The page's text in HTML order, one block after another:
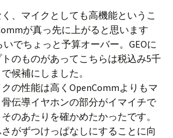
、マイクとしても高機能というこ
が真っ先に上がると思います
でちょっと予算オーバー。GEOに
のものがあってこちらは税込み5千
候補にしました。
の性能は高くOpenCommよりもマ
伝導イヤホンの部分がイマイチで
のあたりを確かめたかったです。
がずつけっぱなしにすることに向